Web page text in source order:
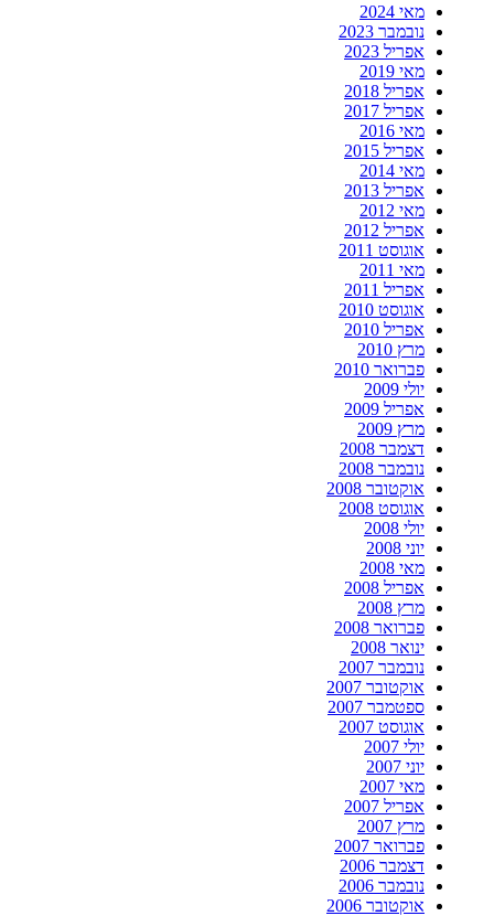
מאי 2024
נובמבר 2023
אפריל 2023
מאי 2019
אפריל 2018
אפריל 2017
מאי 2016
אפריל 2015
מאי 2014
אפריל 2013
מאי 2012
אפריל 2012
אוגוסט 2011
מאי 2011
אפריל 2011
אוגוסט 2010
אפריל 2010
מרץ 2010
פברואר 2010
יולי 2009
אפריל 2009
מרץ 2009
דצמבר 2008
נובמבר 2008
אוקטובר 2008
אוגוסט 2008
יולי 2008
יוני 2008
מאי 2008
אפריל 2008
מרץ 2008
פברואר 2008
ינואר 2008
נובמבר 2007
אוקטובר 2007
ספטמבר 2007
אוגוסט 2007
יולי 2007
יוני 2007
מאי 2007
אפריל 2007
מרץ 2007
פברואר 2007
דצמבר 2006
נובמבר 2006
אוקטובר 2006